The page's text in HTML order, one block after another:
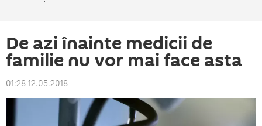
De azi înainte medicii de
familie nu vor mai face asta
01:28 12.05.2018